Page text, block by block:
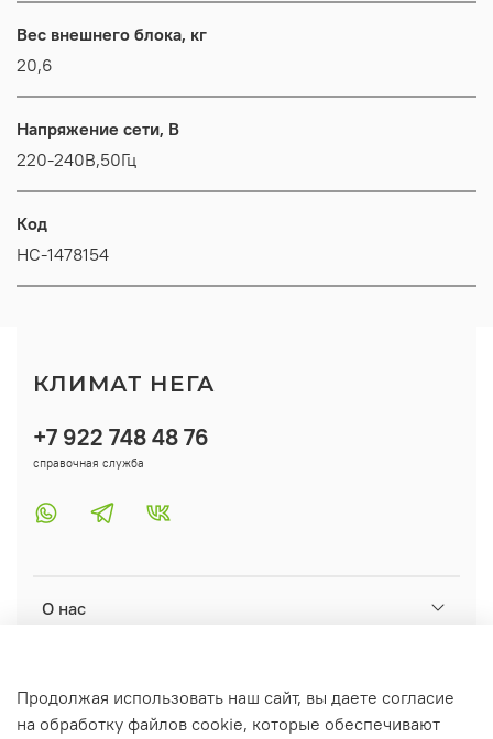
Вес внешнего блока, кг
20,6
Напряжение сети, В
220-240В,50Гц
Код
НС-1478154
О нас
+7 922 748 48 76
справочная служба
КЛИМАТ НЕГА
Продолжая использовать наш сайт, вы даете согласие
на обработку файлов cookie, которые обеспечивают